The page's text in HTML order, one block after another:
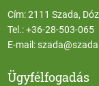
Cím: 2111 Szada,
Tel.:+36-28-503-065
E-mail:
Ügyfélfogadás